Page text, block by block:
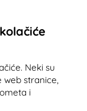
Neki su
web stranice,
i
> 5 komada